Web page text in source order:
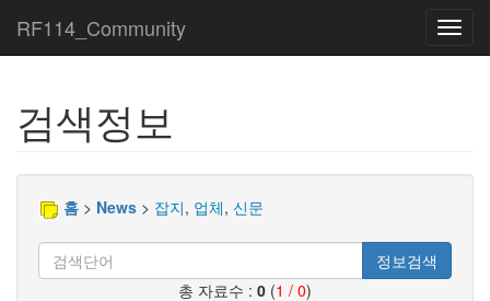
RF114_Community
검색정보
홈 > News > 잡지, 업체, 신문
정보검색
총 자료수 : 0 (1 / 0)